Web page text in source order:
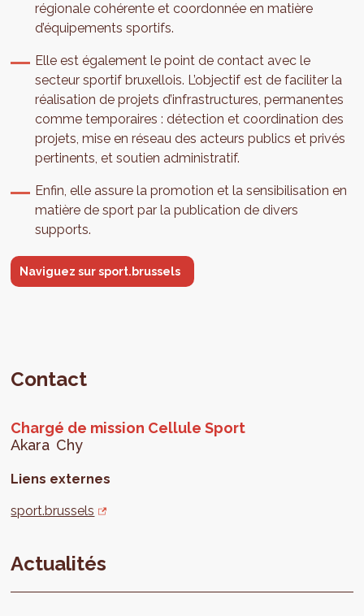
régionale cohérente et coordonnée en matière
d’équipements sportifs.
Elle est également le point de contact avec le
secteur sportif bruxellois. L’objectif est de faciliter la
réalisation de projets d’infrastructures, permanentes
comme temporaires : détection et coordination des
projets, mise en réseau des acteurs publics et privés
pertinents, et soutien administratif.
Enfin, elle assure la promotion et la sensibilisation en
matière de sport par la publication de divers
supports.
Naviguez sur sport.brussels
Contact
Chargé de mission Cellule Sport
Akara Chy
Liens externes
sport.brussels
Actualités